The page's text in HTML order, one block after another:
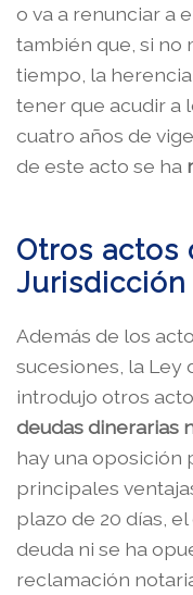
o va a renunciar a
también que, si no
tiempo, la
tener que acudir a
cuatro años de
de este acto se ha
Otros actos
Además de los
sucesiones, la Ley
introdujo otros
deudas dinerarias
hay una oposición
principales
plazo de 20 días,
deuda ni se ha
reclamación